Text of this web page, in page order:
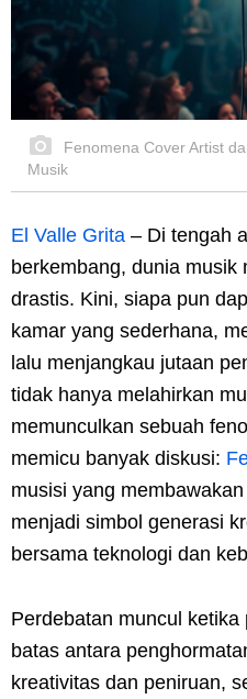
Fenomena Cover Artist
Musik
El Valle Grita – Di tengah
berkembang, dunia musik
drastis. Kini, siapa pun
kamar yang sederhana,
lalu menjangkau jutaan
tidak hanya melahirkan
memunculkan sebuah
memicu banyak diskusi:
musisi yang
menjadi simbol generasi
bersama teknologi dan
Perdebatan muncul
batas antara
kreativitas dan peniruan,